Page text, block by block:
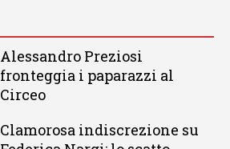
Alessandro Preziosi
fronteggia i paparazzi al
Circeo
Clamorosa indiscrezione su